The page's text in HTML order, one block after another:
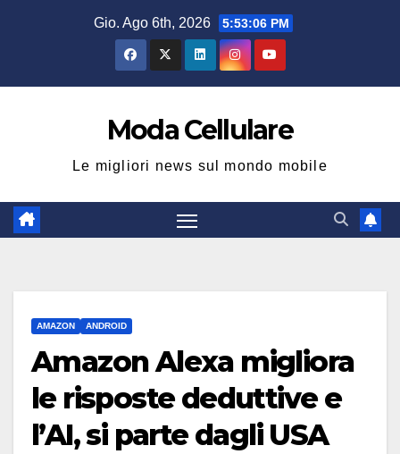
Gio. Ago 6th, 2026 5:53:07 PM
Moda Cellulare
Le migliori news sul mondo mobile
AMAZON ANDROID
Amazon Alexa migliora
le risposte deduttive e
l’AI, si parte dagli USA